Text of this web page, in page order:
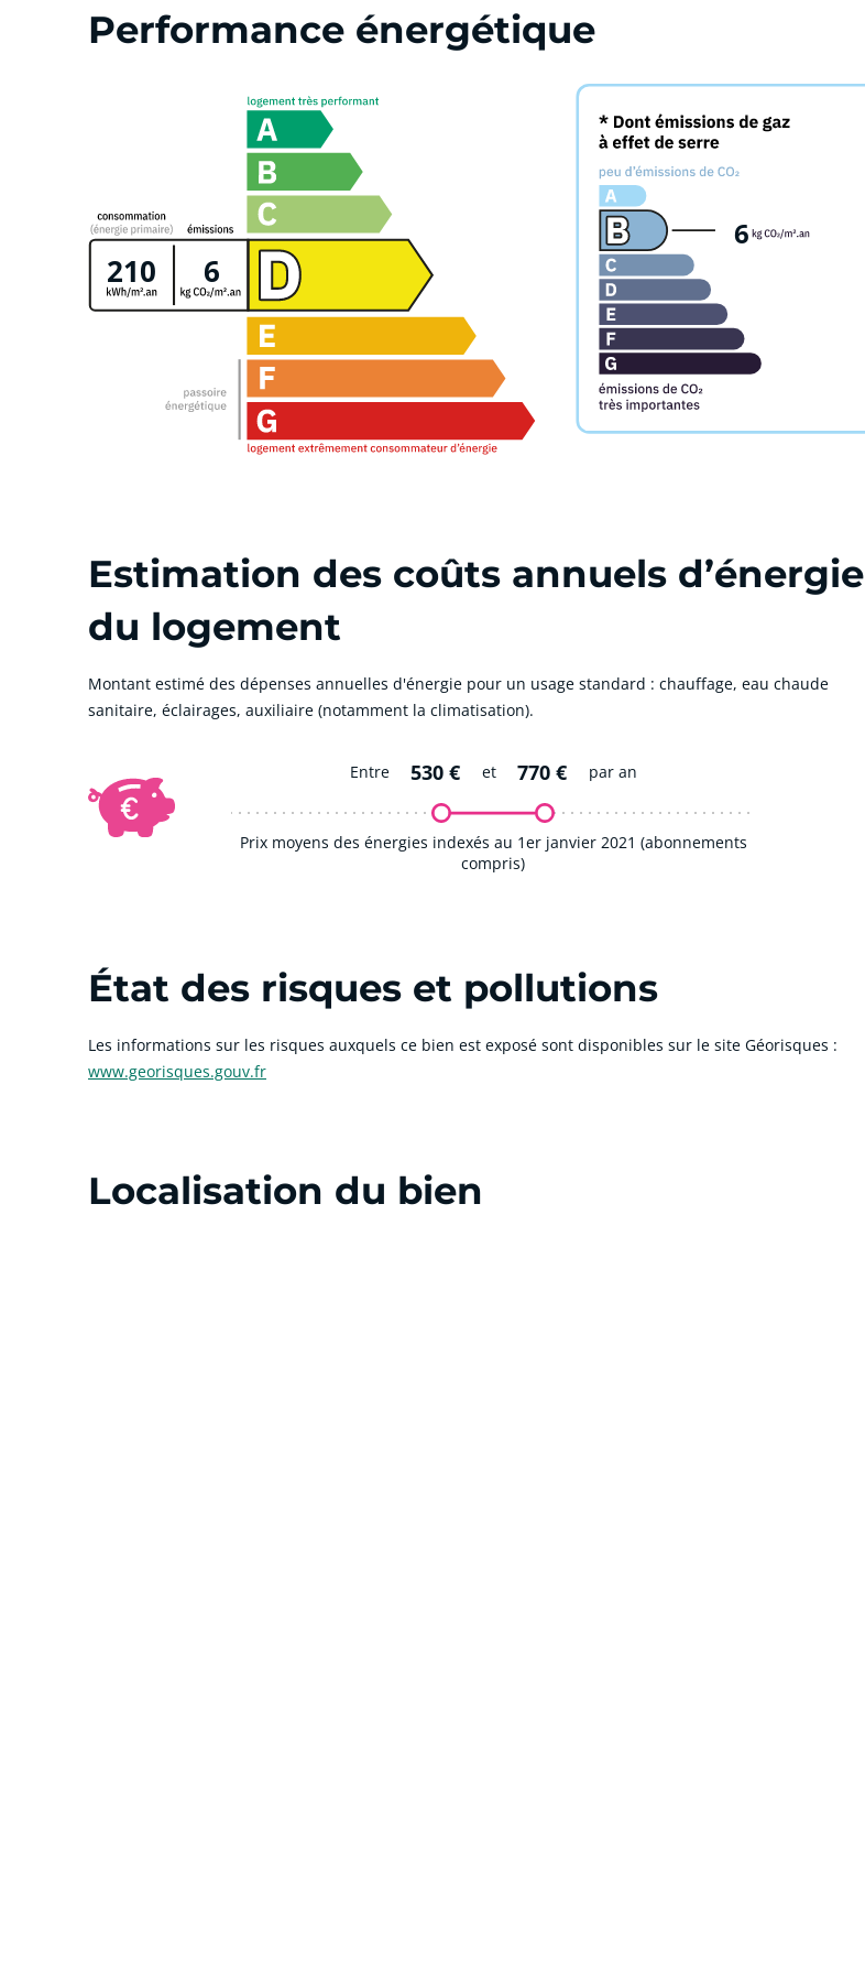
Performance énergétique
210 6
6
Estimation des coûts annuels d’énergie
du logement
Montant estimé des dépenses annuelles d'énergie pour un usage standard : chauffage, eau chaude
sanitaire, éclairages, auxiliaire (notamment la climatisation).
Entre 530 € et 770 € par an
Prix moyens des énergies indexés au 1er janvier 2021 (abonnements
compris)
État des risques et pollutions
Les informations sur les risques auxquels ce bien est exposé sont disponibles sur le site Géorisques :
www.georisques.gouv.fr
Localisation du bien